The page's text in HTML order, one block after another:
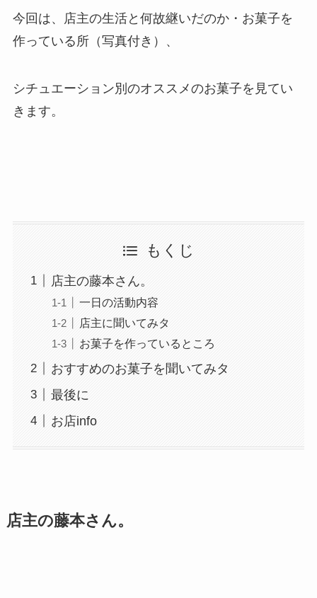
今回は、店主の生活と何故継いだのか・お菓子を
作っている所（写真付き）、
シチュエーション別のオススメのお菓子を見てい
きます。
もくじ
店主の藤本さん。
一日の活動内容
店主に聞いてみタ
お菓子を作っているところ
おすすめのお菓子を聞いてみタ
最後に
お店info
店主の藤本さん。